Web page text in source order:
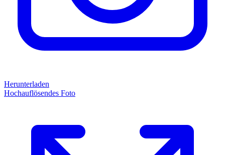
Herunterladen
Hochauflösendes Foto